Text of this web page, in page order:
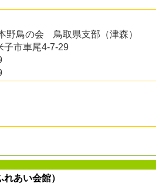
野鳥の会 鳥取県支部（津森）
子市車尾4-7-29
あい会館）